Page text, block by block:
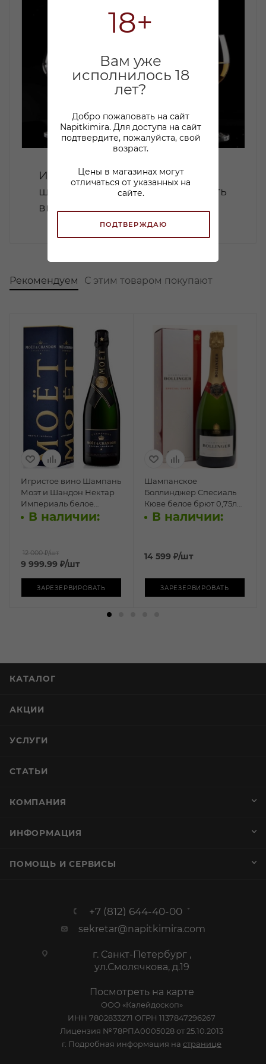
18+
Вам уже
исполнилось 18
лет?
Добро пожаловать на сайт
Napitkimira. Для доступа на сайт
подтвердите, пожалуйста, свой
возраст.
Цены в магазинах могут
отличаться от указанных на
сайте.
ПОДТВЕРЖДАЮ
Идеальные закуски к
шампанскому: как подчеркнуть
вкус игристого вина
Рекомендуем С этим товаром покупают
Игристое вино Шампань
Моэт и Шандон Нектар
Империаль белое
полусладкое 0,75л п/у
В наличии:
12 000 ₽/шт
9 999.99 ₽/шт
ЗАРЕЗЕРВИРОВАТЬ
Шампанское
Боллинджер Спеcиаль
Кюве белое брют 0,75л
п/уВ наличии:
14 599 ₽/шт
ЗАРЕЗЕРВИРОВАТЬ
КАТАЛОГ
АКЦИИ
УСЛУГИ
СТАТЬИ
КОМПАНИЯ
ИНФОРМАЦИЯ
ПОМОЩЬ И СЕРВИСЫ
+7 (812) 644-40-00
sekretar@napitkimira.com
г. Санкт-Петербург ,
ул.Смолячкова, д.19
Посмотреть на карте
ООО «Калейдоскоп»
ИНН 7802833271 ОГРН 1137847296267
Лицензия №78РПА0005028 от 25.10.2013
г. Подробная информация на странице